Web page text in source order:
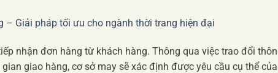
– Giải pháp tối ưu cho ngành thời trang hiện đại
nhận đơn hàng từ khách hàng. Thông qua việc trao đổi
giao hàng, cơ sở may sẽ xác định được yêu cầu cụ thể của